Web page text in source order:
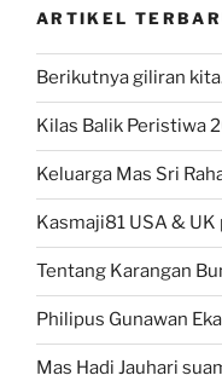
ARTIKEL
Berikutnya giliran
Kilas Balik Peristiwa
Keluarga Mas Sri
Kasmaji81 USA &
Tentang Karangan
Philipus Gunawan
Mas Hadi Jauhari